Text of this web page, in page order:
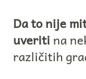
Da to nije
uveriti na
različitih